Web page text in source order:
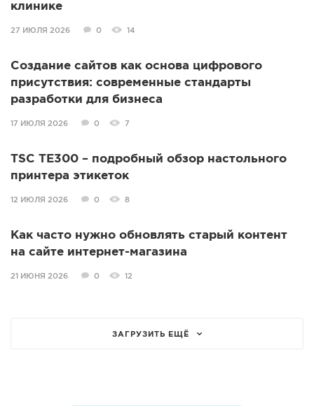
клинике
27 ИЮЛЯ 2026 0 14
Создание сайтов как основа цифрового
присутствия: современные стандарты
разработки для бизнеса
17 ИЮЛЯ 2026 0 7
TSC TE300 – подробный обзор настольного
принтера этикеток
12 ИЮЛЯ 2026 0 8
Как часто нужно обновлять старый контент
на сайте интернет-магазина
21 ИЮНЯ 2026 0 12
ЗАГРУЗИТЬ ЕЩЁ